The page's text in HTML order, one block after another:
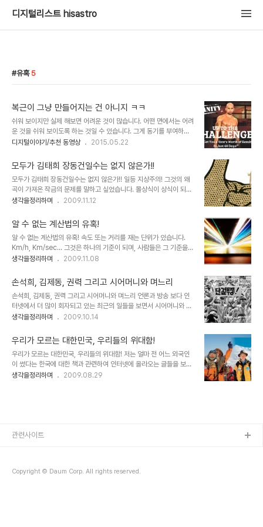
디지털리스트 hisastro
유혹 5
복근이 그냥 만들어지는 건 아니지 ㅋㅋ
쉬워 보이지만 실제 해보면 어려운 것이 많습니다. 어떤 면에서는 어려
운 것을 쉬워 보이도록 하는 것일 수 있습니다. 그게 동기를 부여하고
자 하는 의도이기도 하겠지만, 자본주의적 기준에 익숙해 있기 때문인
들이 적지 않은 건 사실입니다. 돈벌이를 하고자 하는 이들에게 이러한
모습들은 아주 좋은 수단이 됩니다. 아니 이보다 좀 거시기한 표현으로
이보다 더 좋은 떡밥도 없다고 해야 할 겁니다. 그래서 사람들이 되고
싶어하거나 하고 싶은... 그러나 쉽지 않은 사안들에 대해 이러한 유혹
의 문구들은 심심찮게 접하고 사는 세상이죠. 이미지 출처: workout-
이 트이는 영어"..
디지털이야기/추천 동영상 2015.05.22
모두가 김태희 장동건일수는 없지 않은가!!
모두가 김태희 장동건일수는 없지 않은가!! 일등 지상주의! 그것의 왜
곡이 가져온 작금의 문제를 말하고 싶었습니다. 몰상식이 상식이 되어
온통 거꾸로 보이는 현 세태가 그 원인이라 생각되지만, 해도 너무하다
목표에 다다르기 위하여 너무도 많은 필요 이상의 낭비가 초래되고 있
습니다. 오해는 하지 마십시오. 열심히 사는 것을 의미하는 것이 아니
라 단지 일등을 위하여... 남보다 높이 올라가려 하는 이기심에 군림과
비교 우위만을 쫓는 것을 말하는 것이니까요. 정작 중요한 건 온통 잘
해야만 한다는 것으로 귀결된다는 것에 있습니다. 무슨 말이냐면 줄 세
든요. 아무리 한들 안 ..
생각을정리하며 2009.11.12
알 수 없는 계산법의 유혹!
알 수 없는 계산법의 유혹! 속도 또는 거리를 재는 단위가 있습니다.
Km/h, Km/sec... 그것은 하나의 기준이 되며, 사람들은 그 기준을
근거로하여 거리와 속도를 계산하고 그 산정된 결과로서 이해를 하기
만, 이를 활용한 계산을 통해 만들어지는 사안들을 보다 보면 그 과정
에 시작과 끝은 온데 간데 없고, 단지 숫자만 남아 사람들의 눈을 현혹
시켜 유혹하는 듯 합니다. 언젠가 뉴스 기사 중 "인구재앙"이란 것이
있었습니다. 논란거리이기도 했지요. 2012년엔 어떻고 2050년엔
어떻고 하면서 인구감소와 노령화의 문제를 거론하고 있었습니다.-그
2050년에는 정말로 그..
생각을정리하며 2009.11.08
손석희, 김제동, 권력 그리고 시어머니와 며느리
손석희, 김제동, 권력 그리고 시어머니와 며느리 언론과 방송 보다 인
터넷에서 더 많이 회자되고 있는 최근의 일들을 보면서 시어머니와 며
느리의 관계 또는 시어머니 입장에서의 딸과 며느리라는 관계를 생각
장에서는 일차적으로 다르게 생각될지 모르지만, 이 세상 모든 사람은
상대적인 모습으로 살아간다는 말을 하고 싶었던 겁니다. 즉, 내 귀한
딸은 다른 집에 며느리가 된다는 말이지요. 물론 거꾸로 역시 나에게
며느리는 다른 집의 귀한 딸입니다.그런데, 아마도 권력이 손에 들어오
면 이러한 것을 망각하나 봅니다. 혹자는 무슨 아무 일이나 모두 권력
생각을정리하며 2009.10.14
우리가 모르는 대한민국, 우리들의 위대함!
우리가 모르는 대한민국, 우리들의 위대함! 저는 얼마 전 어느 외국인
이 썼다는 한국에 대한 책과 관련하여 인터넷에 올라오는 글들을 보면
서 참으로 우리나라는 역동적이고 논리가 살아있으며, 따라서 희망이
등등... 세계 등반과 탐험의 역사를 다시 쓴 한국의 산악인 박영석, 엄
생각을정리하며 2009.08.29
Copyright © Daum Corp. All rights reserved.
관련사이트